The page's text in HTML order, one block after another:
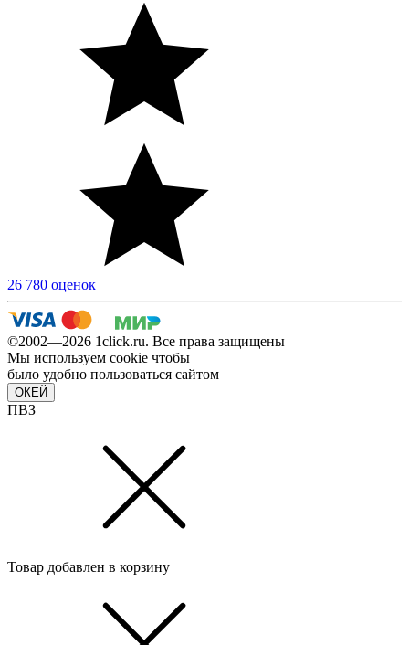
26 780 оценок
©2002—2026 1сlick.ru. Все права защищены
Мы используем cookie чтобы
было удобно пользоваться сайтом
ОКЕЙ
ПВЗ
Товар добавлен в корзину